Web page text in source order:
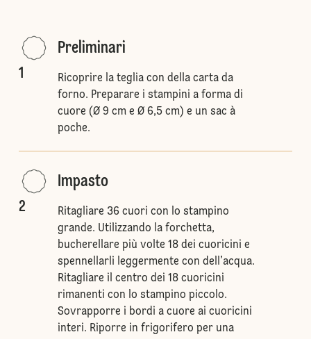
1
Preliminari
Ricoprire la teglia con della carta da
forno. Preparare i stampini a forma di
cuore (Ø 9 cm e Ø 6,5 cm) e un sac à
poche.
2
Impasto
Ritagliare 36 cuori con lo stampino
grande. Utilizzando la forchetta,
bucherellare più volte 18 dei cuoricini e
spennellarli leggermente con dell’acqua.
Ritagliare il centro dei 18 cuoricini
rimanenti con lo stampino piccolo.
Sovrapporre i bordi a cuore ai cuoricini
interi. Riporre in frigorifero per una